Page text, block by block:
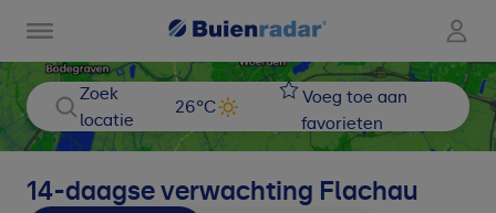
Zoek
locatie
26°C
Voeg toe aan
favorieten
14-daagse verwachting Flachau